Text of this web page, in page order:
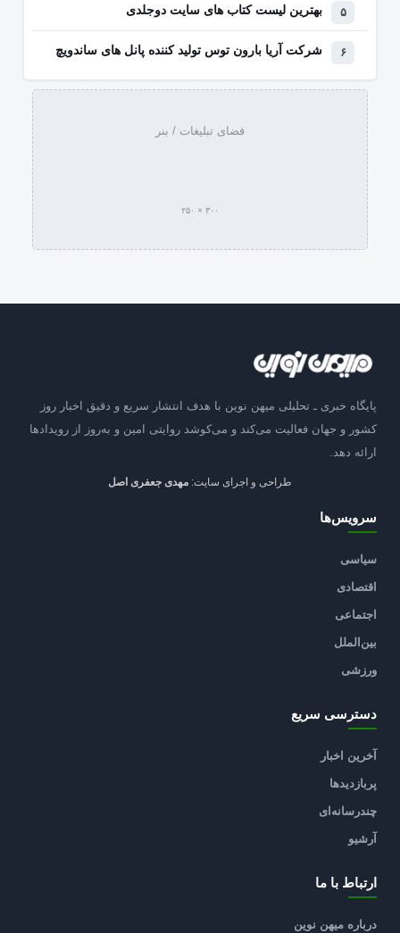
بهترین لیست کتاب‌ های سایت دوجلدی
شرکت آریا بارون توس تولید کننده پانل های ساندویچ
فضای تبلیغات / بنر
۳۰۰ × ۲۵۰
پایگاه خبری ـ تحلیلی میهن نوین با هدف انتشار سریع و دقیق اخبار روز
کشور و جهان فعالیت می‌کند و می‌کوشد روایتی امین و به‌روز از رویدادها
ارائه دهد.
طراحی و اجرای سایت: مهدی جعفری اصل
سرویس‌ها
سیاسی
اقتصادی
اجتماعی
بین‌الملل
ورزشی
دسترسی سریع
آخرین اخبار
پربازدیدها
چندرسانه‌ای
آرشیو
ارتباط با ما
درباره میهن نوین